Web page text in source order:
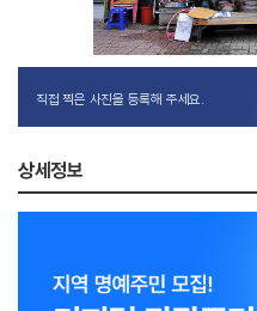
직접 찍은 사진을 등록해 주세요.
상세정보